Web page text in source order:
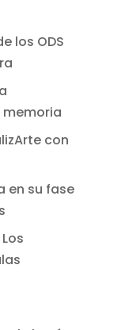
los ODS
con
en su fase